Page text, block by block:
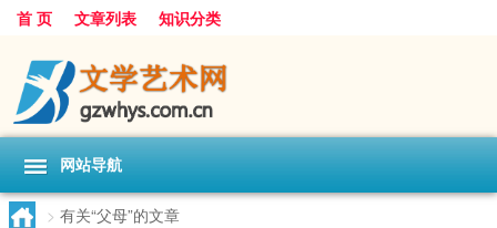
首 页 文章列表 知识分类
网站导航
> 有关“父母”的文章